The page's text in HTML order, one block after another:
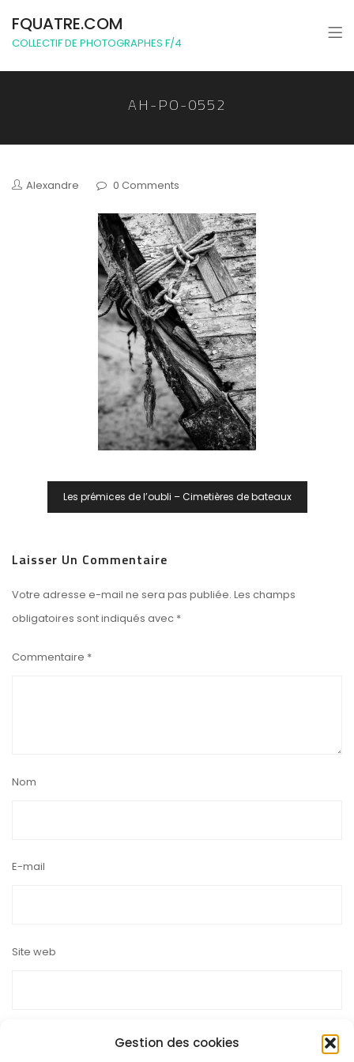
Gestion des cookies
FQUATRE.COM
COLLECTIF DE PHOTOGRAPHES F/4
AH-PO-0552
Alexandre 0 Comments
NavigationLes prémices de l’oubli – Cimetières de bateaux
Laisser Un Commentaire
Votre adresse e-mail ne sera pas publiée. Les champs
obligatoires sont indiqués avec *
Commentaire *
Nom
E-mail
Site web